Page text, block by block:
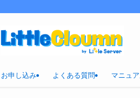
お申し込み よくある質問 マニュ